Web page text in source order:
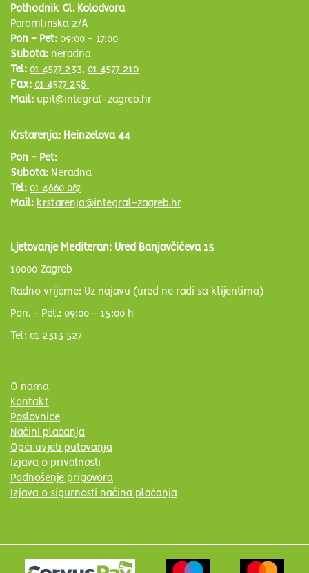
Pothodnik Gl. Kolodvora
Paromlinska 2/A
Pon - Pet: 09:00 - 17:00
Subota: neradna
Tel: 01 4577 233, 01 4577 210
Fax: 01 4577 258
Mail: upit@integral-zagreb.hr
Krstarenja: Heinzelova 44
Pon - Pet:
Subota: Neradna
Tel: 01 4660 067
Mail: krstarenja@integral-zagreb.hr
Ljetovanje Mediteran: Ured Banjavčićeva 15
10000 Zagreb
Radno vrijeme: Uz najavu (ured ne radi sa klijentima)
Pon. - Pet.: 09:00 - 15:00 h
Tel: 01 2313 527
O nama
Kontakt
Poslovnice
Načini plaćanja
Opći uvjeti putovanja
Izjava o privatnosti
Podnošenje prigovora
Izjava o sigurnosti načina plaćanja